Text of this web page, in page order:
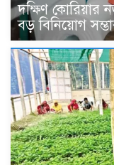
দক্ষিণ কোরিয়ার
বড় বিনিয়োগ